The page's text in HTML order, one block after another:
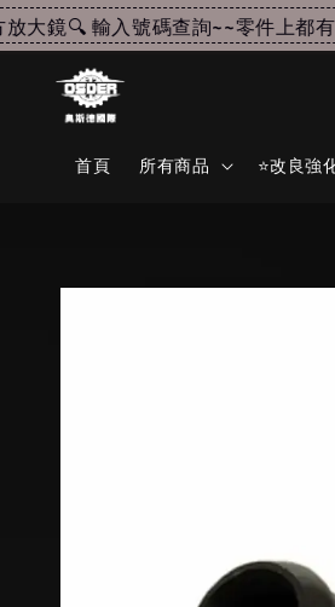
鏡🔍 輸入號碼查詢~~零件上都有
首頁 所有商品 ⭐改良強